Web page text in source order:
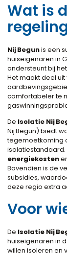
Wat is
Nij Begunis een
huiseigenaren in
ondersteunt bij
Het maakt deel
comfortabeler te
De Isolatie Nij
Nij Begun) biedt
tegemoetkoming
isolatiestandaard.
energiekosten
Bovendien is de
subsidies,
deze regio extra
Voor
De Isolatie Nij
huiseigenaren in
willen isoleren en